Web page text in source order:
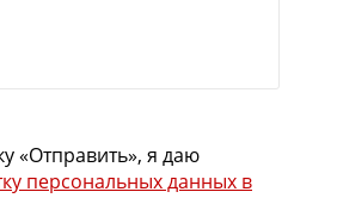
«Отправить», я даю
персональных данных в